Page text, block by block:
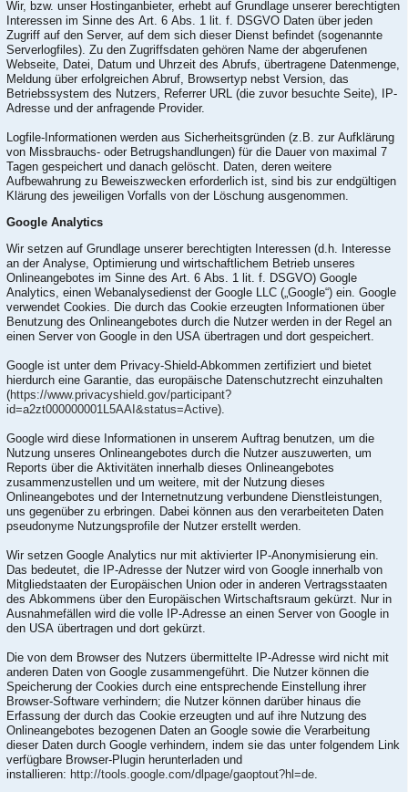
Wir, bzw. unser Hostinganbieter, erhebt auf Grundlage unserer berechtigten
Interessen im Sinne des Art. 6 Abs. 1 lit. f. DSGVO Daten über jeden
Zugriff auf den Server, auf dem sich dieser Dienst befindet (sogenannte
Serverlogfiles). Zu den Zugriffsdaten gehören Name der abgerufenen
Webseite, Datei, Datum und Uhrzeit des Abrufs, übertragene Datenmenge,
Meldung über erfolgreichen Abruf, Browsertyp nebst Version, das
Betriebssystem des Nutzers, Referrer URL (die zuvor besuchte Seite), IP-
Adresse und der anfragende Provider.
Logfile-Informationen werden aus Sicherheitsgründen (z.B. zur Aufklärung
von Missbrauchs- oder Betrugshandlungen) für die Dauer von maximal 7
Tagen gespeichert und danach gelöscht. Daten, deren weitere
Aufbewahrung zu Beweiszwecken erforderlich ist, sind bis zur endgültigen
Klärung des jeweiligen Vorfalls von der Löschung ausgenommen.
Google Analytics
Wir setzen auf Grundlage unserer berechtigten Interessen (d.h. Interesse
an der Analyse, Optimierung und wirtschaftlichem Betrieb unseres
Onlineangebotes im Sinne des Art. 6 Abs. 1 lit. f. DSGVO) Google
Analytics, einen Webanalysedienst der Google LLC („Google“) ein. Google
verwendet Cookies. Die durch das Cookie erzeugten Informationen über
Benutzung des Onlineangebotes durch die Nutzer werden in der Regel an
einen Server von Google in den USA übertragen und dort gespeichert.
Google ist unter dem Privacy-Shield-Abkommen zertifiziert und bietet
hierdurch eine Garantie, das europäische Datenschutzrecht einzuhalten
(https://www.privacyshield.gov/participant?
id=a2zt000000001L5AAI&status=Active).
Google wird diese Informationen in unserem Auftrag benutzen, um die
Nutzung unseres Onlineangebotes durch die Nutzer auszuwerten, um
Reports über die Aktivitäten innerhalb dieses Onlineangebotes
zusammenzustellen und um weitere, mit der Nutzung dieses
Onlineangebotes und der Internetnutzung verbundene Dienstleistungen,
uns gegenüber zu erbringen. Dabei können aus den verarbeiteten Daten
pseudonyme Nutzungsprofile der Nutzer erstellt werden.
Wir setzen Google Analytics nur mit aktivierter IP-Anonymisierung ein.
Das bedeutet, die IP-Adresse der Nutzer wird von Google innerhalb von
Mitgliedstaaten der Europäischen Union oder in anderen Vertragsstaaten
des Abkommens über den Europäischen Wirtschaftsraum gekürzt. Nur in
Ausnahmefällen wird die volle IP-Adresse an einen Server von Google in
den USA übertragen und dort gekürzt.
Die von dem Browser des Nutzers übermittelte IP-Adresse wird nicht mit
anderen Daten von Google zusammengeführt. Die Nutzer können die
Speicherung der Cookies durch eine entsprechende Einstellung ihrer
Browser-Software verhindern; die Nutzer können darüber hinaus die
Erfassung der durch das Cookie erzeugten und auf ihre Nutzung des
Onlineangebotes bezogenen Daten an Google sowie die Verarbeitung
dieser Daten durch Google verhindern, indem sie das unter folgendem Link
verfügbare Browser-Plugin herunterladen und
installieren: http://tools.google.com/dlpage/gaoptout?hl=de